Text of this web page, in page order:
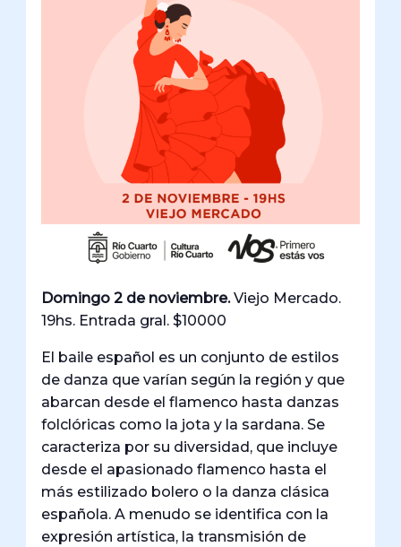
Domingo 2 de noviembre.Viejo Mercado.
19hs. Entrada gral. $10000
El baile español es un conjunto de estilos
de danza que varían según la región y que
abarcan desde el flamenco hasta danzas
folclóricas como la jota y la sardana. Se
caracteriza por su diversidad, que incluye
desde el apasionado flamenco hasta el
más estilizado bolero o la danza clásica
española. A menudo se identifica con la
expresión artística, la transmisión de